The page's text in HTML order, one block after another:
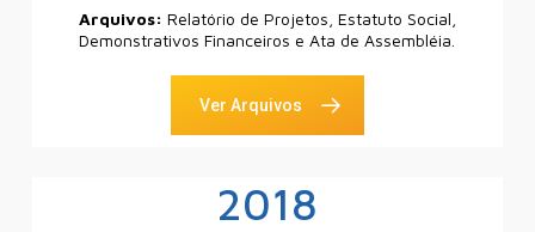
Arquivos: Relatório de Projetos, Estatuto Social,
Demonstrativos Financeiros e Ata de Assembléia.
Ver Arquivos
2018